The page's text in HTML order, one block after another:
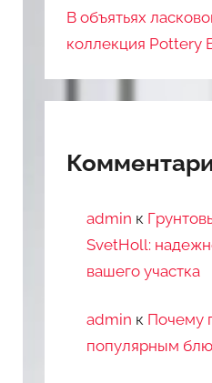
В объятьях
коллекция Pottery
admin к
SvetHoll:
вашего участка
admin к Почему
популярным